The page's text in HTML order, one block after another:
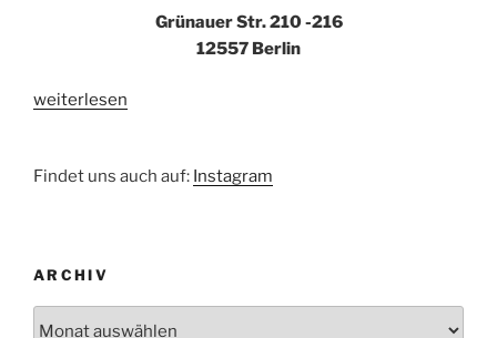
Grünauer Str. 210 -216
12557 Berlin
„Wir
weiterlesen
Findet uns auch auf: Instagram
ARCHIV